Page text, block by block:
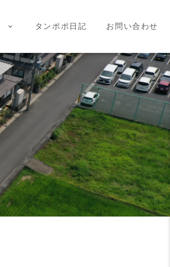
タンポポ日記 お問い合わせ